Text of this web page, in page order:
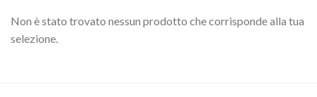
Non è stato trovato nessun prodotto che corrisponde alla tua
selezione.